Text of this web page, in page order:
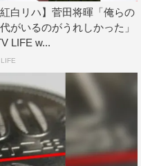
する「NHK2020ソン
は「めっちゃいい曲です
てますし、米津君の曲を
と思いました。ご本人と
ど、嵐が歌うことをイメ
紅白リハ】菅田将暉「俺らの
がいるのがうれしかった」
LIFE w...